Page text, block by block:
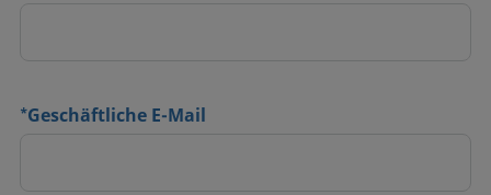
*Geschäftliche E-Mail